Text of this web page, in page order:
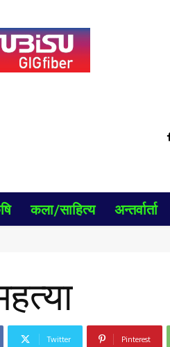
कला/साहित्य अन्तर्वार्ता
Twitter Pinterest